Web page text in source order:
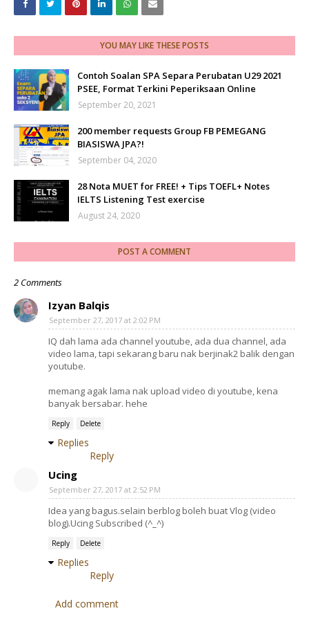
YOU MAY LIKE THESE POSTS
Contoh Soalan SPA Separa Perubatan U29 2021
PSEE, Format Terkini Peperiksaan Online
September 20, 2021
200 member requests Group FB PEMEGANG
BIASISWA JPA?!
September 04, 2020
28 Nota MUET for FREE! + Tips TOEFL+ Notes
IELTS Listening Test exercise
August 24, 2020
POST A COMMENT
2 Comments
Izyan Balqis
September 27, 2017 at 2:02 PM
IQ dah lama ada channel youtube, ada dua channel, ada
video lama, tapi sekarang baru nak berjinak2 balik dengan
youtube.
memang agak lama nak upload video di youtube, kena
banyak bersabar. hehe
Reply Delete
Replies
Reply
Ucing
September 27, 2017 at 2:52 PM
Idea yang bagus.selain berblog boleh buat Vlog (video
blog).Ucing Subscribed (^_^)
Reply Delete
Replies
Reply
Add comment